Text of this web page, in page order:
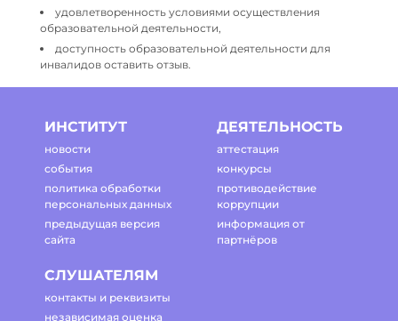
удовлетворенность условиями осуществления
образовательной деятельности,
доступность образовательной деятельности для
инвалидов оставить отзыв.
ИНСТИТУТ
новости
события
политика обработки
персональных данных
предыдущая версия
сайта
ДЕЯТЕЛЬНОСТЬ
аттестация
конкурсы
противодействие
коррупции
информация от
партнёров
СЛУШАТЕЛЯМ
контакты и реквизиты
независимая оценка